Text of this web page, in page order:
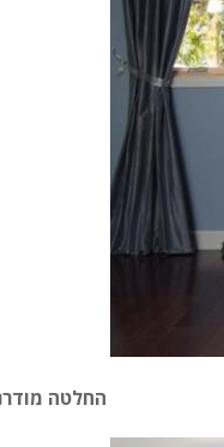
החלטה